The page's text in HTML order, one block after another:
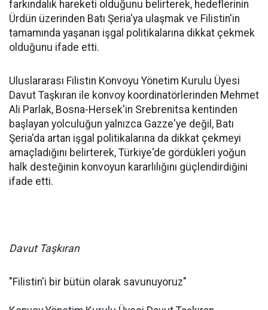
farkındalık hareketi olduğunu belirterek, hedeflerinin
Ürdün üzerinden Batı Şeria'ya ulaşmak ve Filistin'in
tamamında yaşanan işgal politikalarına dikkat çekmek
olduğunu ifade etti.
Uluslararası Filistin Konvoyu Yönetim Kurulu Üyesi
Davut Taşkıran ile konvoy koordinatörlerinden Mehmet
Ali Parlak, Bosna-Hersek'in Srebrenitsa kentinden
başlayan yolculuğun yalnızca Gazze'ye değil, Batı
Şeria'da artan işgal politikalarına da dikkat çekmeyi
amaçladığını belirterek, Türkiye'de gördükleri yoğun
halk desteğinin konvoyun kararlılığını güçlendirdiğini
ifade etti.